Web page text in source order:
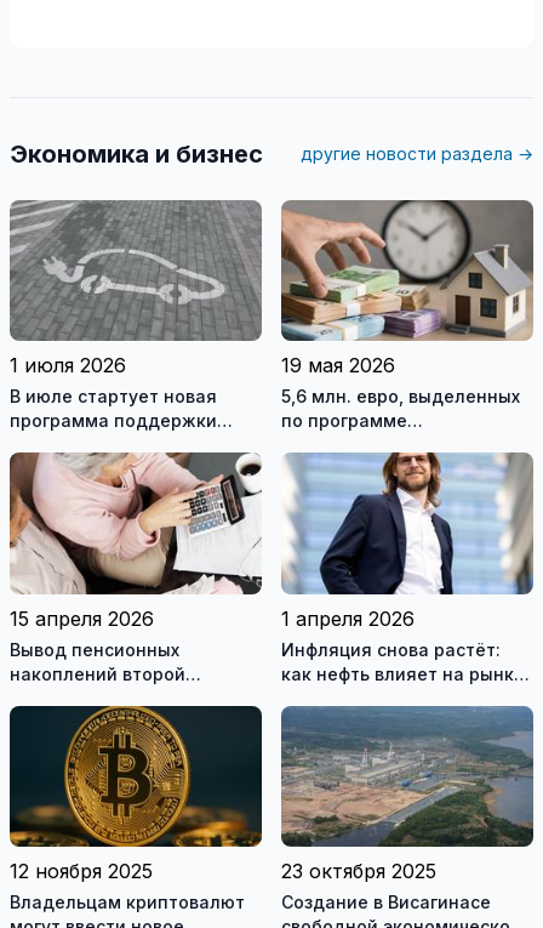
Экономика и бизнес другие новости раздела →
1 июля 2026
В июле стартует новая
программа поддержки
миллионов евро
19 мая 2026
5,6 млн. евро, выделенных
по программе
закончились через 10 минут
15 апреля 2026
Вывод пенсионных
накоплений второй
к чему это приведёт
1 апреля 2026
Инфляция снова растёт:
как нефть влияет на рынки
12 ноября 2025
Владельцам криптовалют
23 октября 2025
Создание в Висагинасе